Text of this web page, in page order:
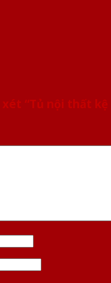
“Tủ nội thất kệ